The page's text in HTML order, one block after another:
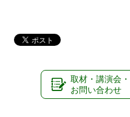
取材・講演会
お問い合わせ